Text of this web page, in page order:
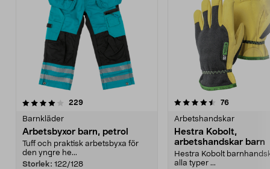
229recensioner
Barnkläder
Arbetsbyxor barn, petrol
Tuff och praktisk arbetsbyxa för
den yngre he...
Storlek: 122/128
4.5av 5 stjärnor 76recensioner
Arbetshandskar
Hestra Kobolt,
arbetshandskar barn
Hestra Kobolt
alla typer ...